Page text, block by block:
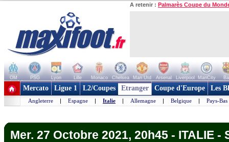
A retenir : Palmarès Coupe du
OM PSG Lyon Lille Monaco Chelsea Man Utd Arsenal Liverpool ManCity
+ de clubs
Mercato Ligue 1 L2/Coupes Etranger Coupe d'Europe Les
Angleterre | Espagne | Italie | Allemagne | Belgique | Pays-Bas
Mer. 27 Octobre 2021, 20h45 - ITALIE -